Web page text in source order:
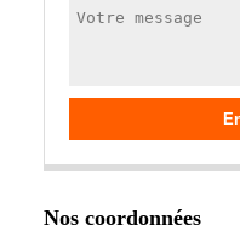
Nos coordonnées